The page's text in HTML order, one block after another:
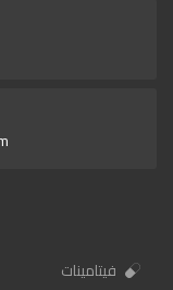
فيتامينات